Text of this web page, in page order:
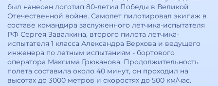
был нанесен логотип 80-летия Победы в Великой
Отечественной войне. Самолет пилотировал экипаж в
составе командира заслуженного летчика-испытателя
РФ Сергея Завалкина, второго пилота летчика-
испытателя 1 класса Александра Верхова и ведущего
инженера по летным испытаниям - бортового
оператора Максима Грюканова. Продолжительность
полета составила около 40 минут, он проходил на
высотах до 3000 метров и скоростях до 500 км/час.